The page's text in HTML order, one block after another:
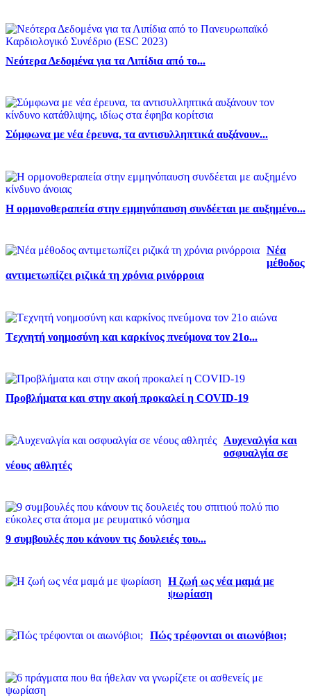
Νεότερα Δεδομένα για τα Λιπίδια από το...
Σύμφωνα με νέα έρευνα, τα αντισυλληπτικά αυξάνουν...
Η ορμονοθεραπεία στην εμμηνόπαυση συνδέεται με αυξημένο...
Νέα
μέθοδος
αντιμετωπίζει ριζικά τη χρόνια ρινόρροια
Tεχνητή νοημοσύνη και καρκίνος πνεύμονα τον 21ο...
Προβλήματα και στην ακοή προκαλεί η COVID-19
Αυχεναλγία και
οσφυαλγία σε
νέους αθλητές
9 συμβουλές που κάνουν τις δουλειές του...
Η ζωή ως νέα μαμά με
ψωρίαση
Πώς τρέφονται οι αιωνόβιοι;